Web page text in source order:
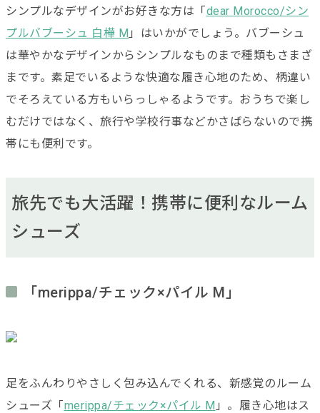
シンプルなデザインがお好きな方は「dear Morocco/シン
プルバブーシュ 白樺 M 」はいかがでしょう。バブーシュ
は華やかなデザインからシンプルなものまで種類もさまざ
まです。素足でいるような快適な履き心地のため、柄違い
でそろえている方もいらっしゃるようです。おうちで楽し
むだけではなく、旅行や学校行事などかさばらないので携
帯にも便利です。
旅先でも大活躍！携帯に便利なルーム
シューズ
「merippa/チェック×パイル M」
足をふんわりやさしく包み込んでくれる、新感覚のルーム
シューズ「merippa/チェック×パイル M 」。履き心地はス